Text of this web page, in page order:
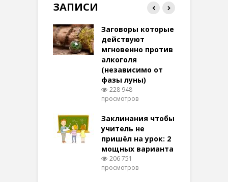
ЗАПИСИ
Заговоры которые
действуют
мгновенно против
алкоголя
(независимо от
фазы луны)
228 948
просмотров
Заклинания чтобы
учитель не
пришёл на урок: 2
мощных варианта
206 751
просмотров